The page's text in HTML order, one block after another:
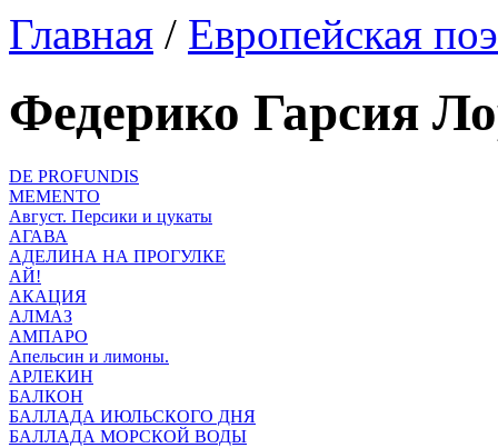
Главная / Европейская
Федерико Гарсия
DE PROFUNDIS
MEMENTO
Август. Персики и цукаты
АГАВА
АДЕЛИНА НА ПРОГУЛКЕ
АЙ!
АКАЦИЯ
АЛМАЗ
АМПАРО
Апельсин и лимоны.
АРЛЕКИН
БАЛКОН
БАЛЛАДА ИЮЛЬСКОГО ДНЯ
БАЛЛАДА МОРСКОЙ ВОДЫ